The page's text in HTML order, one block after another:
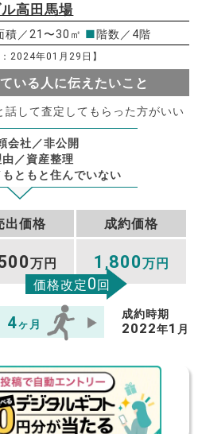
高田馬場
積／21〜30㎡ ■階数／4階
：2024年01月29日】
いる人に伝えたいこと
話して査定してもらった方がいい
会社／非公開
／資産整理
ともと住んでいない
出価格 成約価格
万円 1 ,800万円
価格改定0回
4ヶ月
成約時期
2022年1 月